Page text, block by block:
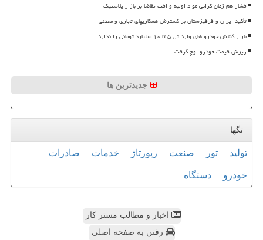
فشار هم زمان گرانی مواد اولیه و افت تقاضا بر بازار پلاستیک
تأکید ایران و قرقیزستان بر گسترش همکاریهای تجاری و معدنی
بازار کشش خودرو های وارداتی ۵ تا ۱۰ میلیارد تومانی را ندارد
ریزش قیمت خودرو اوج گرفت
جدیدترین ها
تگها
تولید تور صنعت رپورتاژ خدمات صادرات
خودرو دستگاه
اخبار و مطالب مستر کار
رفتن به صفحه اصلی